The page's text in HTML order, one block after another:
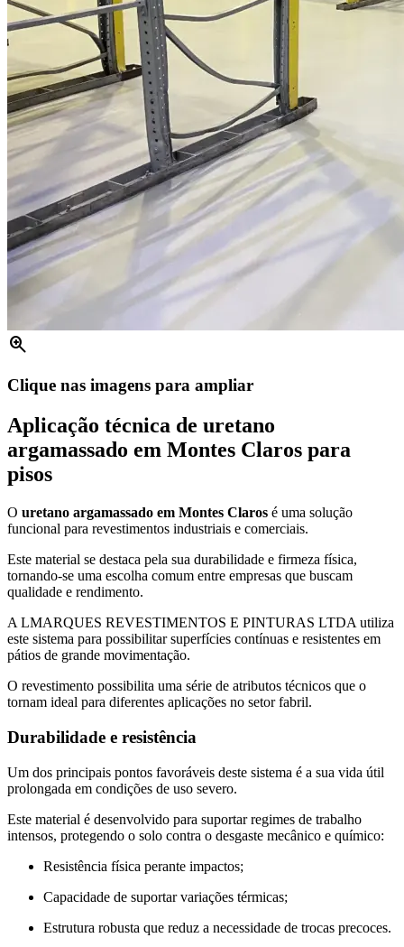
zoom_in
Clique nas imagens para ampliar
Aplicação técnica de uretano
argamassado em Montes Claros para
pisos
O uretano argamassado em Montes Claros é uma solução
funcional para revestimentos industriais e comerciais.
Este material se destaca pela sua durabilidade e firmeza física,
tornando-se uma escolha comum entre empresas que buscam
qualidade e rendimento.
A LMARQUES REVESTIMENTOS E PINTURAS LTDA utiliza
este sistema para possibilitar superfícies contínuas e resistentes em
pátios de grande movimentação.
O revestimento possibilita uma série de atributos técnicos que o
tornam ideal para diferentes aplicações no setor fabril.
Durabilidade e resistência
Um dos principais pontos favoráveis deste sistema é a sua vida útil
prolongada em condições de uso severo.
Este material é desenvolvido para suportar regimes de trabalho
intensos, protegendo o solo contra o desgaste mecânico e químico:
Resistência física perante impactos;
Capacidade de suportar variações térmicas;
Estrutura robusta que reduz a necessidade de trocas precoces.